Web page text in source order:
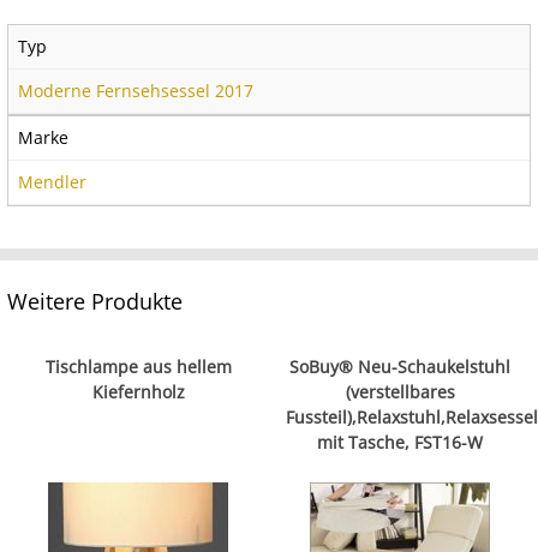
Typ
Moderne Fernsehsessel 2017
Marke
Mendler
Weitere Produkte
Tischlampe aus hellem
Kiefernholz
SoBuy® Neu-Schaukelstuhl
(verstellbares
Fussteil),Relaxstuhl,Relaxsessel
mit Tasche, FST16-W